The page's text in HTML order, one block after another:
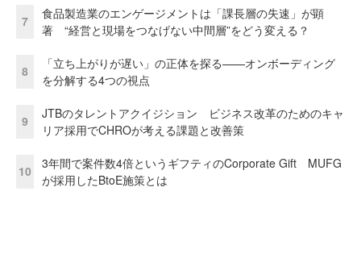
7
食品製造業のエンゲージメントは「課長層の失速」が顕
著 “経営と現場をつなげない中間層”をどう変える？
8
「立ち上がりが遅い」の正体を探る——オンボーディング
を分解する4つの視点
9
JTBのタレントアクイジション ビジネス改革のためのキャ
リア採用でCHROが考える課題と改善策
10
3年間で案件数4倍というギフティのCorporate Gift MUFG
が採用したBtoE施策とは